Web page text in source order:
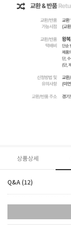
상품상세
Q&A (12)